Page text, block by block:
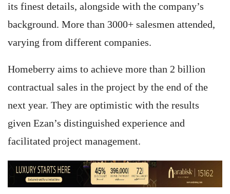
its finest details, alongside with the company’s
background. More than 3000+ salesmen attended,
varying from different companies.
Homeberry aims to achieve more than 2 billion
contractual sales in the project by the end of the
next year. They are optimistic with the results
given Ezan’s distinguished experience and
facilitated project management.